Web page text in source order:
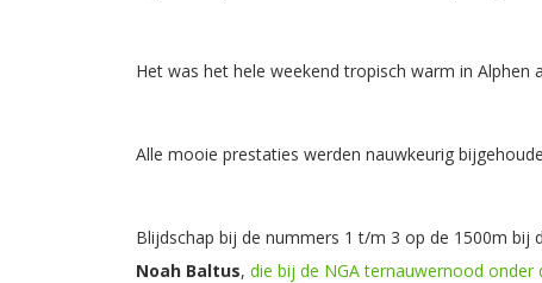
Het was het hele weekend tropisch warm in Alphen
Alle mooie prestaties werden nauwkeurig
Blijdschap bij de nummers 1 t/m 3 op de 1500m bij
Noah Baltus, die bij de NGA ternauwernood onder